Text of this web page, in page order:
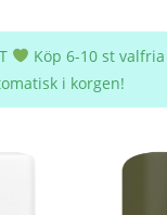
Köp 6-10 st
i korgen!